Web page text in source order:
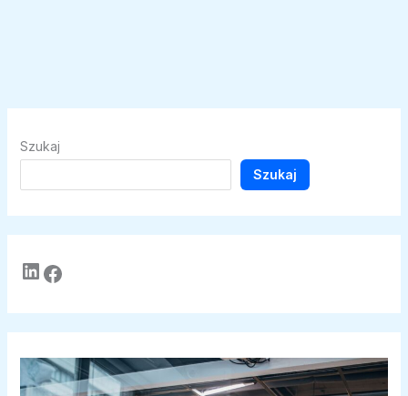
Szukaj
Szukaj
LinkedIn Facebook